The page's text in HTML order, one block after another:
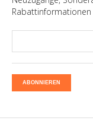
ABONNIEREN